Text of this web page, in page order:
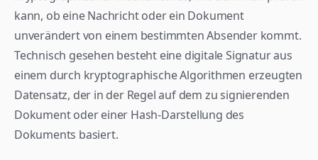
kann, ob eine Nachricht oder ein Dokument
unverändert von einem bestimmten Absender kommt.
Technisch gesehen besteht eine digitale Signatur aus
einem durch kryptographische Algorithmen erzeugten
Datensatz, der in der Regel auf dem zu signierenden
Dokument oder einer Hash-Darstellung des
Dokuments basiert.